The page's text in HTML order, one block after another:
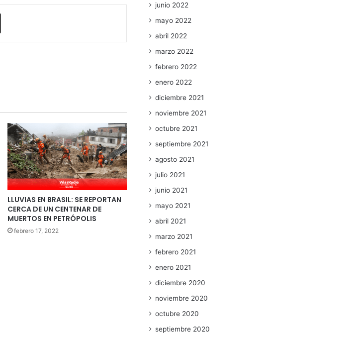
Imprimir
LLUVIAS EN BRASIL: SE REPORTAN
CERCA DE UN CENTENAR DE
MUERTOS EN PETRÓPOLIS
febrero 17, 2022
junio 2022
mayo 2022
abril 2022
marzo 2022
febrero 2022
enero 2022
diciembre 2021
noviembre 2021
octubre 2021
septiembre 2021
agosto 2021
julio 2021
junio 2021
mayo 2021
abril 2021
marzo 2021
febrero 2021
enero 2021
diciembre 2020
noviembre 2020
octubre 2020
septiembre 2020